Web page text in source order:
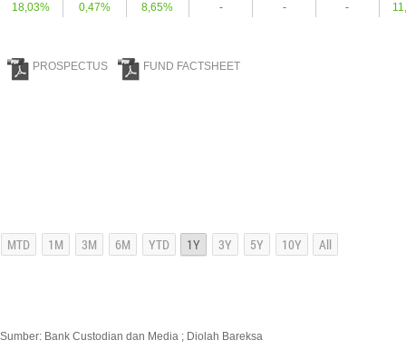
18,03%
0,47% 8,65% - - -
PROSPECTUS FUND FACTSHEET
Sumber: Bank Custodian dan Media ; Diolah Bareksa